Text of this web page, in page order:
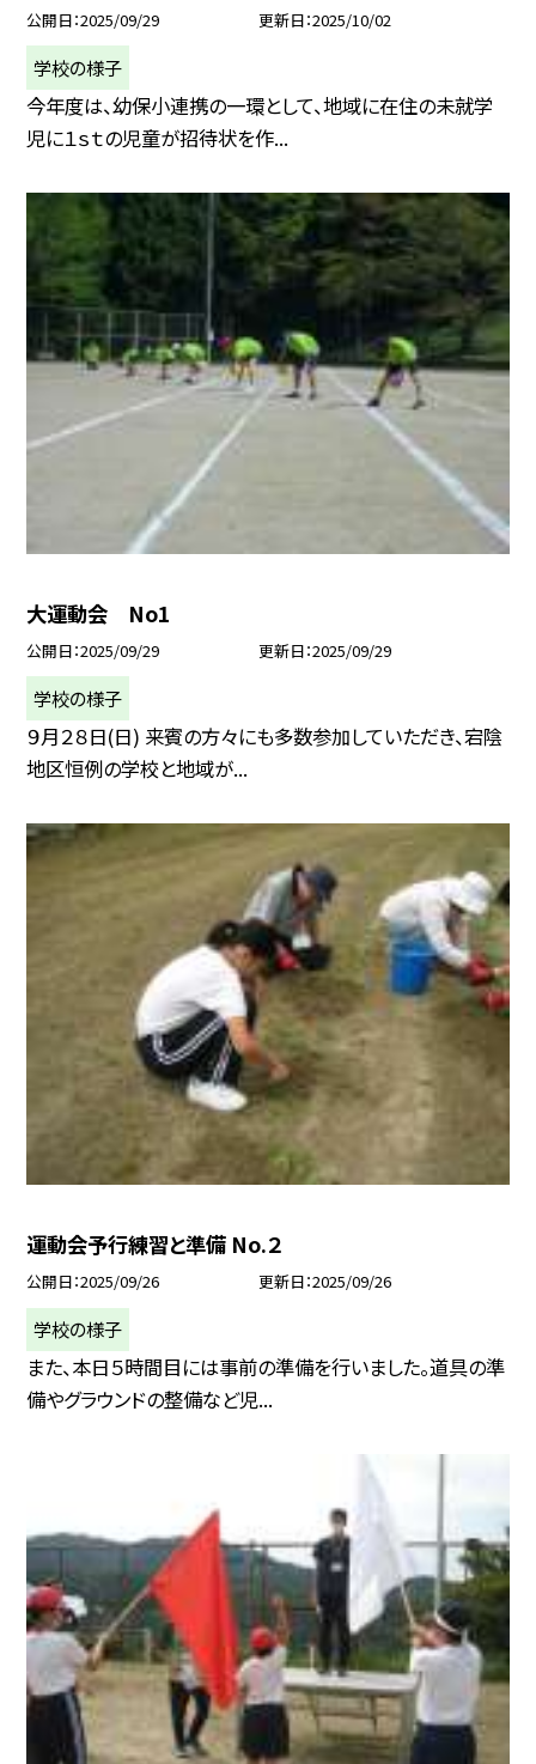
公開日 2025/09/29 更新日 2025/10/02
学校の様子
今年度は、幼保小連携の一環として、地域に在住の未就学
児に１ｓｔの児童が招待状を作...
大運動会 No1
公開日 2025/09/29 更新日 2025/09/29
学校の様子
９月２８日(日) 来賓の方々にも多数参加していただき、宕陰
地区恒例の学校と地域が...
運動会予行練習と準備 No.２
公開日 2025/09/26 更新日 2025/09/26
学校の様子
また、本日５時間目には事前の準備を行いました。道具の準
備やグラウンドの整備など児...